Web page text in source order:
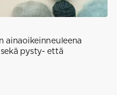
ainaoikeinneuleena
pysty- että